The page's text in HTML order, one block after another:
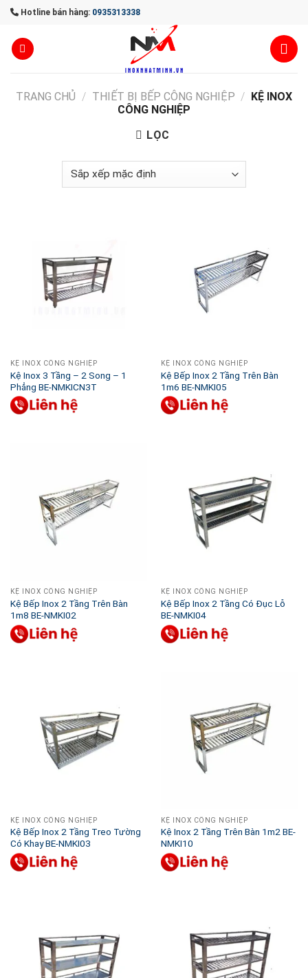
Skip
content
Hotline bán hàng: 0935313338
TRANG CHỦ / THIẾT BỊ BẾP CÔNG NGHIỆP / KỆ INOX
CÔNG NGHIỆP
LỌC
KỆ INOX CÔNG NGHIỆP
Kệ Inox 3 Tầng – 2 Song – 1
Phẳng BE-NMKICN3T
KỆ INOX CÔNG NGHIỆP
Kệ Bếp Inox 2 Tầng Trên Bàn
1m6 BE-NMKI05
KỆ INOX CÔNG NGHIỆP
Kệ Bếp Inox 2 Tầng Trên Bàn
1m8 BE-NMKI02
KỆ INOX CÔNG NGHIỆP
Kệ Bếp Inox 2 Tầng Có Đục Lỗ
BE-NMKI04
KỆ INOX CÔNG NGHIỆP
Kệ Bếp Inox 2 Tầng Treo Tường
Có Khay BE-NMKI03
KỆ INOX CÔNG NGHIỆP
Kệ Inox 2 Tầng Trên Bàn 1m2 BE-
NMKI10